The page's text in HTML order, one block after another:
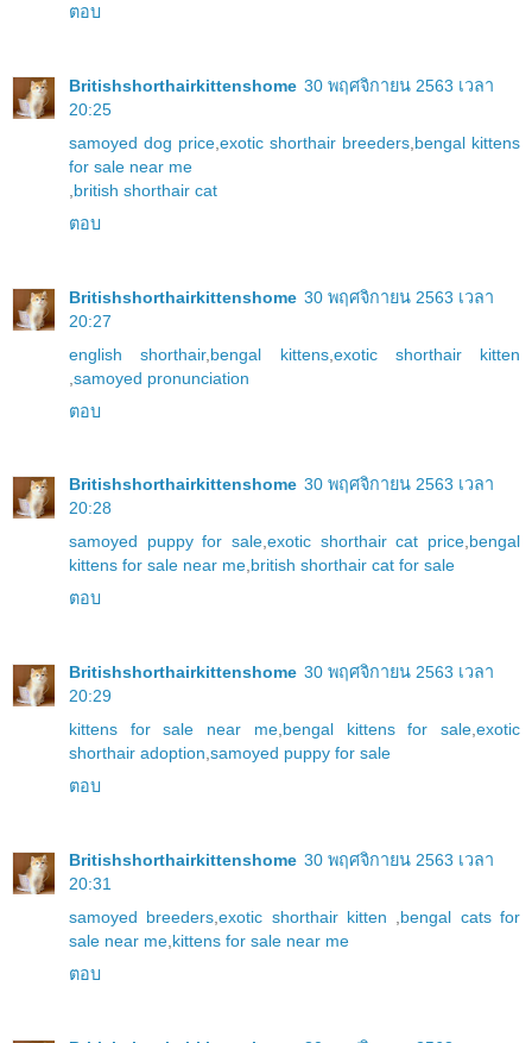
ตอบ
Britishshorthairkittenshome 30 พฤศจิกายน 2563 เวลา
20:25
samoyed dog price exotic shorthair breeders bengal kittens
for sale near me
british shorthair cat
ตอบ
Britishshorthairkittenshome 30 พฤศจิกายน 2563 เวลา
20:27
english shorthair, bengal kittens, exotic shorthair kitten
samoyed pronunciation
ตอบ
Britishshorthairkittenshome 30 พฤศจิกายน 2563 เวลา
20:28
samoyed puppy for sale,exotic shorthair cat price,bengal
kittens for sale near me,british shorthair cat for sale
ตอบ
Britishshorthairkittenshome 30 พฤศจิกายน 2563 เวลา
20:29
kittens for sale near me,bengal kittens for sale,exotic
shorthair adoption,samoyed puppy for sale
ตอบ
Britishshorthairkittenshome 30 พฤศจิกายน 2563 เวลา
20:31
samoyed breeders,exotic shorthair kitten ,bengal cats for
sale near me,kittens for sale near me
ตอบ